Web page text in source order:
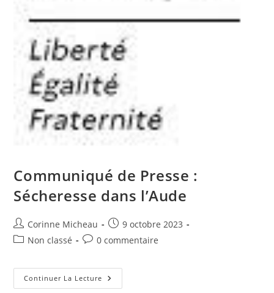
Communiqué de Presse :
Sécheresse dans l’Aude
Auteur/autrice
de
Corinne Micheau
Publication
publiée :
9 octobre 2023
PostNon classé
Commentaires
publication :
0 commentaire
Continuer La Lecture Communiqué
De